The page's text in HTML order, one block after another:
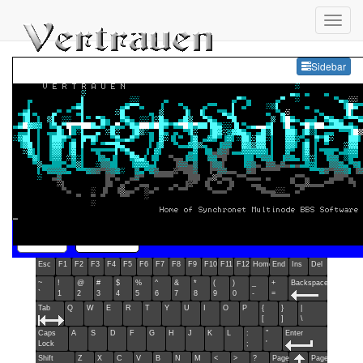
Sidebar
Esc F1 F2 F3 F4 F5 F6 F7 F8 F9 F10 F11 F12 Home End Ins Del
~
`
!
1
@
2
#
3
$
4
%
5
^
6
&
7
*
8
(
9
)
0
-
+
=
Backspace
Tab Q W E R T Y U O P
{
[
}
]
\
Caps
Lock
A S D F G H J K L
:
;
"
'
Enter
Shift Z X C V B N M
<
>
?
Page
Page